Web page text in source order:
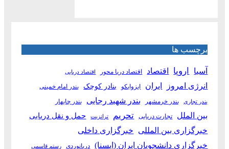
برچسب ها
آسیا اروپا اقتصاد اقتصاد دریا محور اقتصاد دریایی
انرژی امروز ایران ایزوایکو بنادر کوچک بندر امام خمینی
بندر تجاری بندر خرمشهر بندر شهید رجایی بندر چابهار
بین الملل تجارت دریایی تحریم ترانزیت حمل و نقل دریایی
خبرگزاری بین المللی خبرگزاری داخلی
خبرگزاری دانشجویان ایران (ایسنا)
دریانوردی رستم قاسمی